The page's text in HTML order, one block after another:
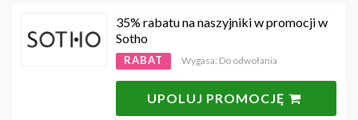
35% rabatu na naszyjniki w promocji w
Sotho
RABAT Wygasa: Do odwołania
UPOLUJ PROMOCJĘ